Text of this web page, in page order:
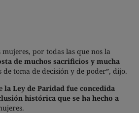
mujeres, por todas las que nos la
de muchos sacrificios y mucha
de toma de decisión y de poder”, dijo.
la Ley de Paridad fue concedida
histórica que se ha hecho a